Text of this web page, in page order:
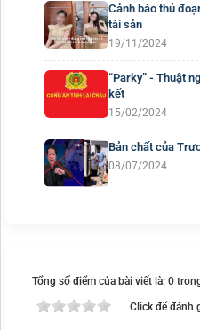
Cảnh báo thủ
tài sản
19/11/2024
“Parky” - Thuật
kết
15/02/2024
Bản chất của
08/07/2024
Tổng số điểm của bài viết là: 0
Click để đánh